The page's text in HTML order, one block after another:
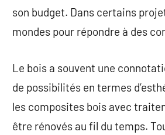
son budget. Dans certains
mondes pour répondre à des
Le bois a souvent une
de possibilités en termes
les composites bois avec
être rénovés au fil du temps.